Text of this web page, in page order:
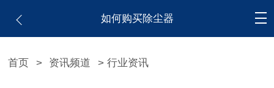
如何购买除尘器
首页 > 资讯频道 > 行业资讯